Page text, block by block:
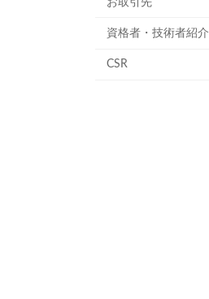
資格者・技術者紹介
CSR